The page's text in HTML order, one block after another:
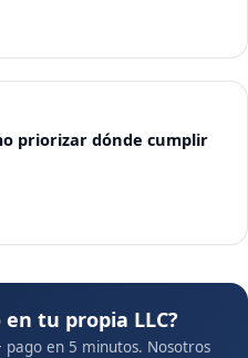
priorizar dónde cumplir
tu propia LLC?
pago en 5 minutos. Nosotros